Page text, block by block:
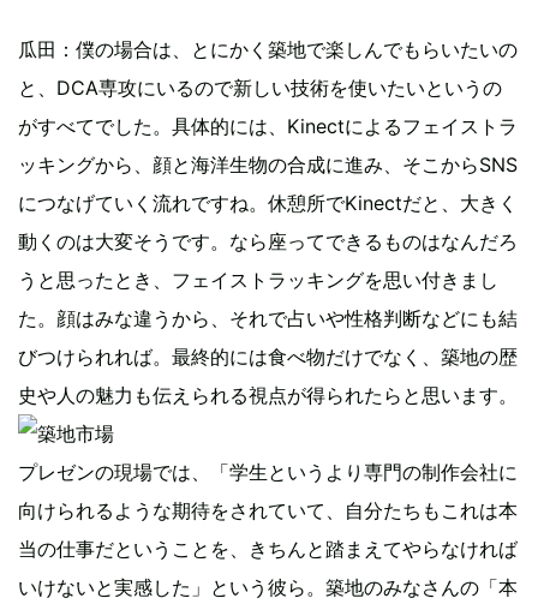
瓜田：僕の場合は、とにかく築地で楽しんでもらいたいの
と、DCA専攻にいるので新しい技術を使いたいというの
がすべてでした。具体的には、Kinectによるフェイストラ
ッキングから、顔と海洋生物の合成に進み、そこからSNS
につなげていく流れですね。休憩所でKinectだと、大きく
動くのは大変そうです。なら座ってできるものはなんだろ
うと思ったとき、フェイストラッキングを思い付きまし
た。顔はみな違うから、それで占いや性格判断などにも結
びつけられれば。最終的には食べ物だけでなく、築地の歴
史や人の魅力も伝えられる視点が得られたらと思います。
プレゼンの現場では、「学生というより専門の制作会社に
向けられるような期待をされていて、自分たちもこれは本
当の仕事だということを、きちんと踏まえてやらなければ
いけないと実感した」という彼ら。築地のみなさんの「本